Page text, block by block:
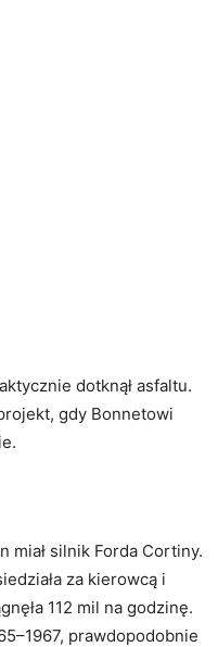
dotknął asfaltu.
gdy Bonnetowi
miał silnik Forda Cortiny.
za kierowcą i
112 mil na godzinę.
prawdopodobnie